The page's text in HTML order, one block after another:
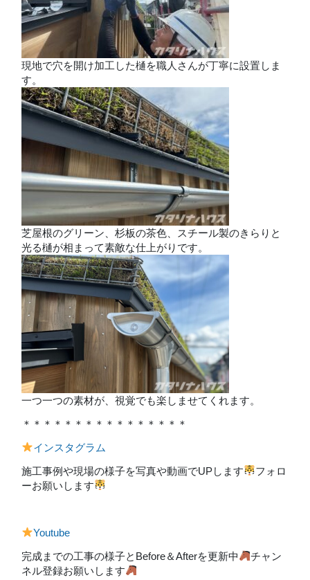
現地で穴を開け加工した樋を職人さんが丁寧に設置しま
す。
芝屋根のグリーン、杉板の茶色、スチール製のきらりと
光る樋が相まって素敵な仕上がりです。
一つ一つの素材が、視覚でも楽しませてくれます。
＊＊＊＊＊＊＊＊＊＊＊＊＊＊＊＊
インスタグラム
施工事例や現場の様子を写真や動画でUPします
フォロ
ーお願いします
Youtube
完成までの工事の様子とBefore＆Afterを更新中
チャン
ネル登録お願いします